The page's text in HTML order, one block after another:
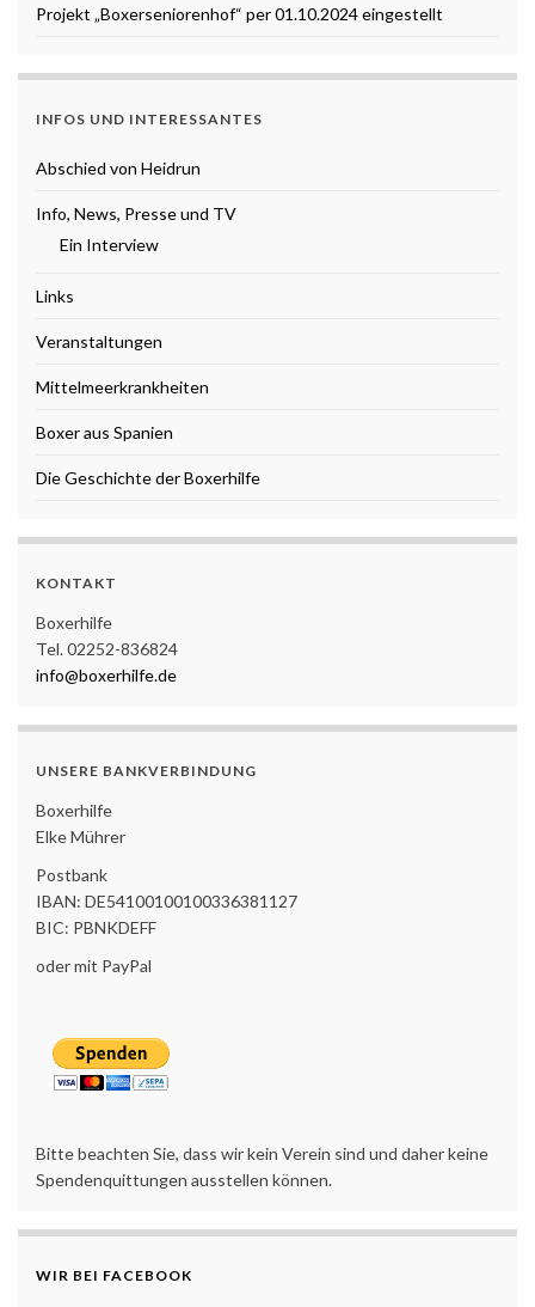
Projekt „Boxerseniorenhof“ per 01.10.2024 eingestellt
INFOS UND INTERESSANTES
Abschied von Heidrun
Info, News, Presse und TV
Ein Interview
Links
Veranstaltungen
Mittelmeerkrankheiten
Boxer aus Spanien
Die Geschichte der Boxerhilfe
KONTAKT
Boxerhilfe
Tel. 02252-836824
info@boxerhilfe.de
UNSERE BANKVERBINDUNG
Boxerhilfe
Elke Mührer
Postbank
IBAN: DE54100100100336381127
BIC: PBNKDEFF
oder mit PayPal
Bitte beachten Sie, dass wir kein Verein sind und daher keine
Spendenquittungen ausstellen können.
WIR BEI FACEBOOK